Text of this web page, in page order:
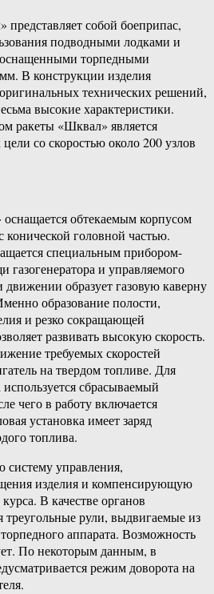
собой боеприпас,
подводными лодками и
торпедными
В конструкции изделия
технических решений,
высокие характеристики.
ракеты «Шквал» является
со скоростью около 200 узлов
обтекаемым корпусом
головной частью.
специальным прибором-
и управляемого
движении образует газовую каверну
образование полости,
и резко сокращающей
развивать высокую скорость.
требуемых скоростей
на твердом топливе. Для
сбрасываемый
чего в работу включается
установка имеет заряд
топлива.
систему управления,
изделия и компенсирующую
В качестве органов
рули, выдвигаемые из
аппарата. Возможность
По некоторым данным, в
режим доворота на